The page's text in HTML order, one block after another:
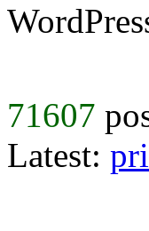
71607
Latest: